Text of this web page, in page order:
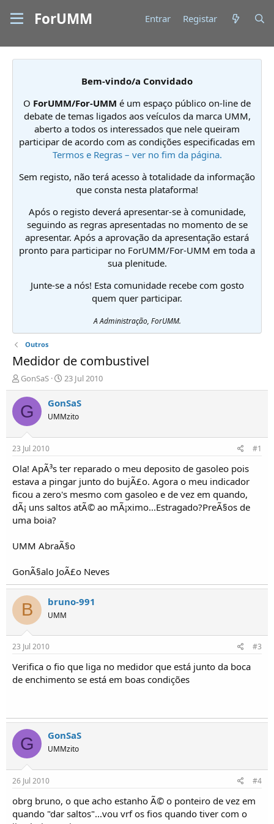
ForUMM Entrar Registar
Bem-vindo/a Convidado
O ForUMM/For-UMM é um espaço público on-line de
debate de temas ligados aos veículos da marca UMM,
aberto a todos os interessados que nele queiram
participar de acordo com as condições especificadas em
Termos e Regras – ver no fim da página.
Sem registo, não terá acesso à totalidade da informação
que consta nesta plataforma!
Após o registo deverá apresentar-se à comunidade,
seguindo as regras apresentadas no momento de se
apresentar. Após a aprovação da apresentação estará
pronto para participar no ForUMM/For-UMM em toda a
sua plenitude.
Junte-se a nós! Esta comunidade recebe com gosto
quem quer participar.
A Administração, ForUMM.
Outros
Medidor de combustivel
I
n
i
c
i
d
o
r
d
e
T
ó
p
c
GonSaS
D
a
t
d
í
i
o
23 Jul 2010
G GonSaS
UMMzito
23 Jul 2010 #1
Ola! ApÃ³s ter reparado o meu deposito de gasoleo pois
estava a pingar junto do bujÃ£o. Agora o meu indicador
ficou a zero's mesmo com gasoleo e de vez em quando,
dÃ¡ uns saltos atÃ© ao mÃ¡ximo...Estragado?PreÃ§os de
uma boia?
UMM AbraÃ§o
GonÃ§alo JoÃ£o Neves
B bruno-991
UMM
23 Jul 2010 #3
Verifica o fio que liga no medidor que está junto da boca
de enchimento se está em boas condições
G GonSaS
UMMzito
26 Jul 2010 #4
obrg bruno, o que acho estanho Ã© o ponteiro de vez em
quando "dar saltos"...vou vrf os fios quando tiver com o